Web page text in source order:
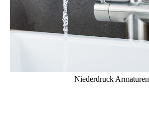
Niederdruck Armaturen